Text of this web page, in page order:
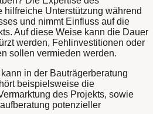
hilfreiche Unterstützung während
und nimmt Einfluss auf die
Auf diese Weise kann die Dauer
werden, Fehlinvestitionen oder
sollen vermieden werden.
in der Bauträgerberatung
beispielsweise die
des Projekts, sowie
potenzieller